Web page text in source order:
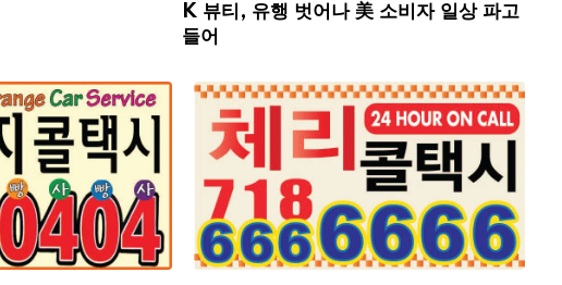
K 뷰티, 유행 벗어나 美 소비자 일상 파고
들어